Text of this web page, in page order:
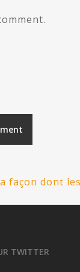
façon dont
TWITTER